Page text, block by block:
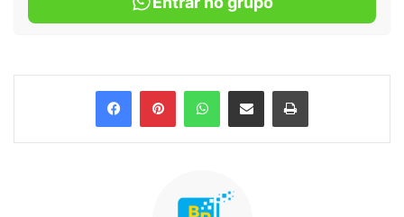
FacebookPinterestWhatsApp
Compartilhar via e-mail Imprimir